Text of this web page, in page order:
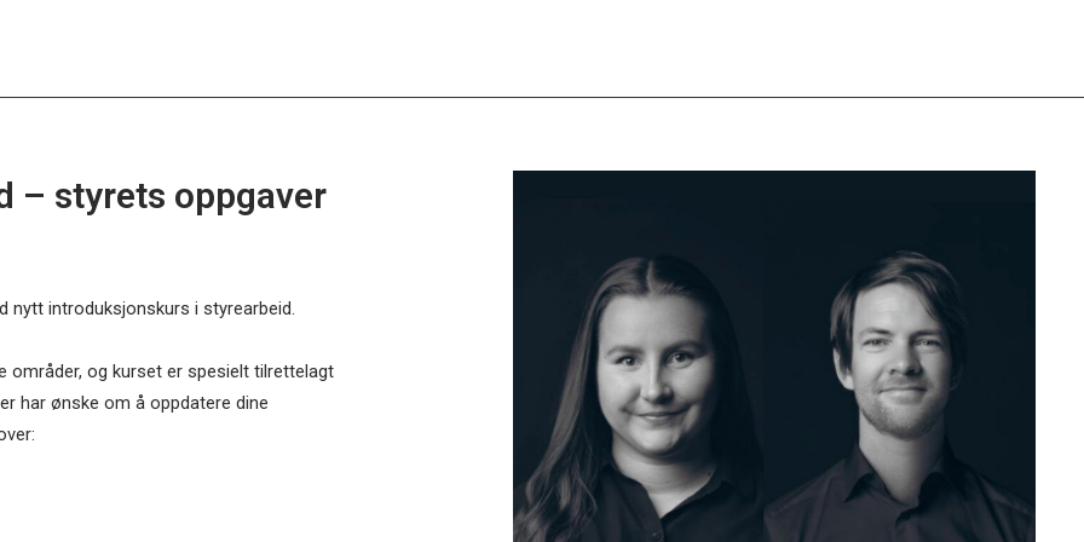
– styrets oppgaver
nytt introduksjonskurs i styrearbeid.
områder, og kurset er spesielt tilrettelagt
har ønske om å oppdatere dine